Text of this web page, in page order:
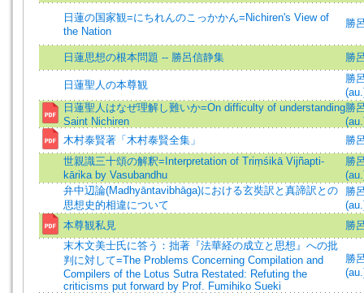
日蓮の国家観=にちれんのこっかかん=Nichiren's View of
the Nation
勝
日蓮思想の根本問題 -- 勝呂信静集 勝
日蓮聖人の本尊観
勝
日蓮聖人はなぜ理解し難いか=On difficulty of understanding
Saint Nichiren
勝
木村泰賢著「木村泰賢全集」
勝
世親識三十頌の解釈=Interpretation of Triṃśikā Vijñapti-
kārika by Vasubandhu
勝
弁中辺論(Madhyāntavibhāga)における玄奘訳と真諦訳との
思想史的相違について
勝
本尊観私見
勝
末木文美士氏に答う：拙著『法華経の成立と思想』への批
判に対して=The Problems Concerning Compilation and
Compilers of the Lotus Sutra Restated: Refuting the
criticisms put forward by Prof. Fumihiko Sueki
勝